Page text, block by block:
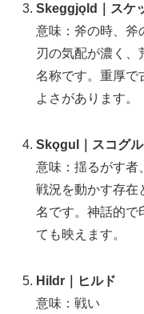
Skeggjǫld｜スケ
意味：斧の時、斧
刃の気配が濃く、
名称です。重厚で
よさがあります。
Skǫgul｜スコグル
意味：揺るがす者
戦況を動かす存在
名です。神話的で
ても映えます。
Hildr｜ヒルド
意味：戦い